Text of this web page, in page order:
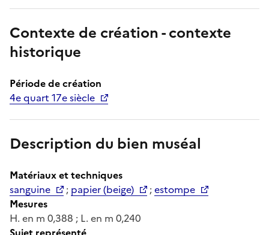
Contexte de création - contexte
historique
Période de création
4e quart 17e siècle
Description du bien muséal
Matériaux et techniques
sanguine
; papier (beige) ;estompe
Mesures
H. en m 0,388 ; L. en m 0,240